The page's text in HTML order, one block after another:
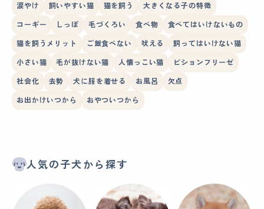
涙やけ 飼いやすい猫 猫を飼う 大きくなる子の特徴
コーギー しっぽ 毛づくろい 食べ物 食べてはいけないもの
猫を飼うメリット ご飯食べない 吠える 飼ってはいけない猫
小さい猫 毛が抜けない猫 人懐っこい猫 ビションフリーゼ
社会化 去勢 犬に服を着せる お風呂 欠点
お出かけいつから おやついつから
人気の子犬から探す